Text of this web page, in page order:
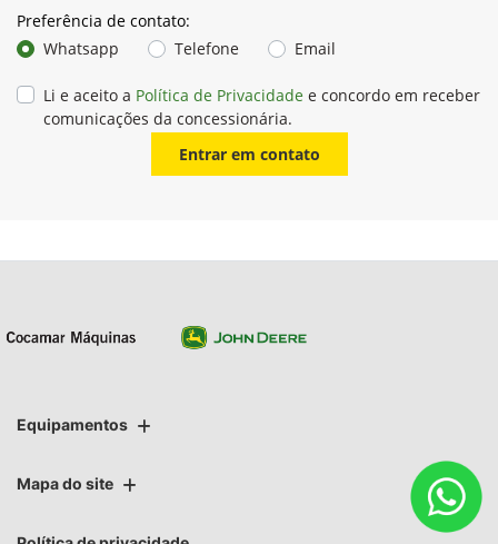
Preferência de contato:
Whatsapp
Telefone Email
Li e aceito a Política de Privacidade e concordo em receber
comunicações da concessionária.
Entrar em contato
Equipamentos
Mapa do site